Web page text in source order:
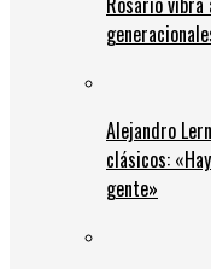
Alejandro
clásicos:
gente»